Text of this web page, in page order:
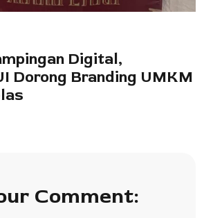
Digital,
Dorong Branding UMKM
Comment: